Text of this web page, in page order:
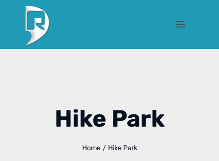
Hike Park
Home / Hike Park